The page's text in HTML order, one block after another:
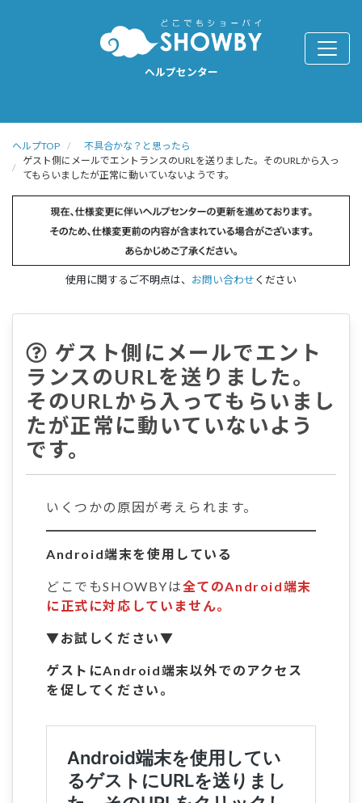
ヘルプセンター
ヘルプTOP
不具合かな？と思ったら
ゲスト側にメールでエントランスのURLを送りました。そのURLから入っ
てもらいましたが正常に動いていないようです。
使用に関するご不明点は、 お問い合わせください
ゲスト側にメールでエント
ランスのURLを送りました。
そのURLから入ってもらいまし
たが正常に動いていないよう
です。
いくつかの原因が考えられます。
Android端末を使用している
どこでもSHOWBYは全てのAndroid端末
に正式に対応していません。
▼お試しください▼
ゲストにAndroid端末以外でのアクセス
を促してください。